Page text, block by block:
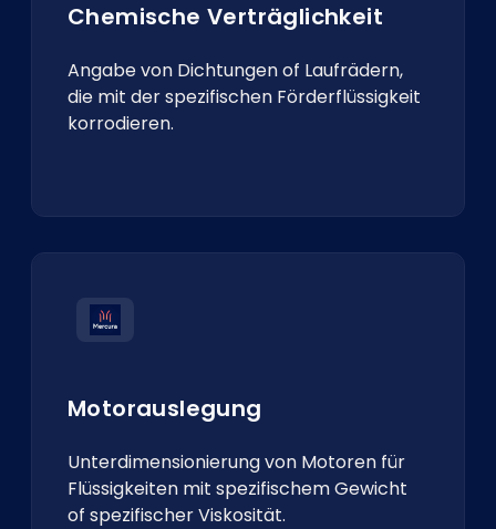
Chemische Verträglichkeit
Angabe von Dichtungen of Laufrädern,
die mit der spezifischen Förderflüssigkeit
korrodieren.
Motorauslegung
Unterdimensionierung von Motoren für
Flüssigkeiten mit spezifischem Gewicht
of spezifischer Viskosität.